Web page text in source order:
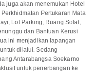
juga akan menemukan Hotel
Pertukaran Mata
Lot Parking, Ruang Solat,
dan Bantuan Kerusi
ini menjadikan lapangan
dilalui. Sedang
Antarabangsa Soekarno
untuk penerbangan ke